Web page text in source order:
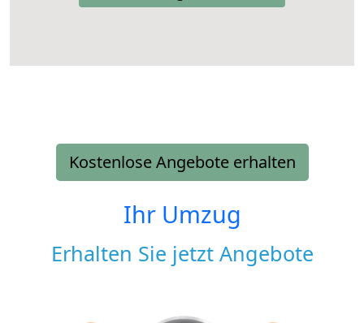
Kostenlose Angebote erhalten
Ihr Umzug
Erhalten Sie jetzt Angebote